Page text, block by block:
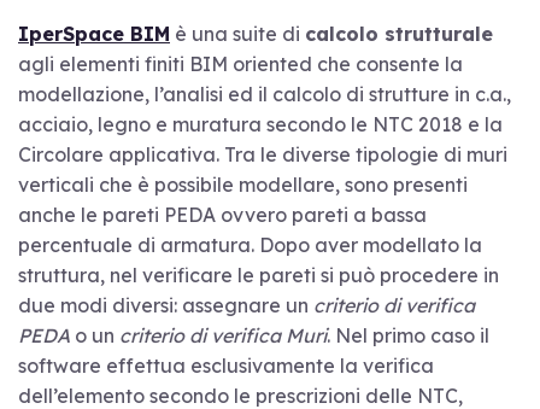
IperSpace BIM è una suite di calcolo strutturale
agli elementi finiti BIM oriented che consente la
modellazione, l’analisi ed il calcolo di strutture in c.a.,
acciaio, legno e muratura secondo le NTC 2018 e la
Circolare applicativa. Tra le diverse tipologie di muri
verticali che è possibile modellare, sono presenti
anche le pareti PEDA ovvero pareti a bassa
percentuale di armatura. Dopo aver modellato la
struttura, nel verificare le pareti si può procedere in
due modi diversi: assegnare un criterio di verifica
PEDA o un criterio di verifica Muri. Nel primo caso il
software effettua esclusivamente la verifica
dell’elemento secondo le prescrizioni delle NTC,